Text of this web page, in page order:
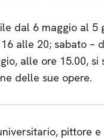
dal 6 maggio al 5
alle 20; sabato –
alle ore 15.00,
delle sue opere.
pittore